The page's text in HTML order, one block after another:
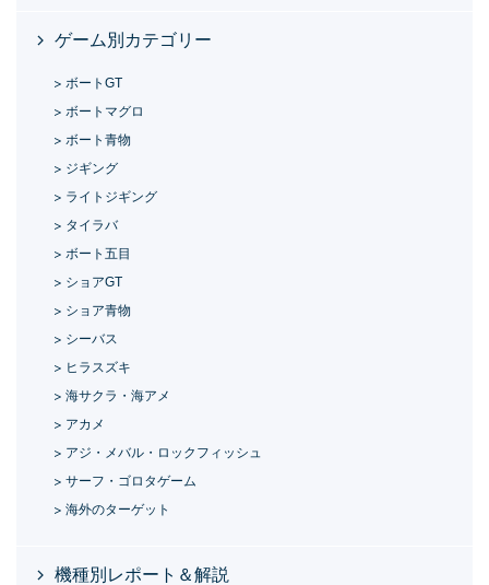
ゲーム別カテゴリー
ボートGT
ボートマグロ
ボート青物
ジギング
ライトジギング
タイラバ
ボート五目
ショアGT
ショア青物
シーバス
ヒラスズキ
海サクラ・海アメ
アカメ
アジ・メバル・ロックフィッシュ
サーフ・ゴロタゲーム
海外のターゲット
機種別レポート＆解説